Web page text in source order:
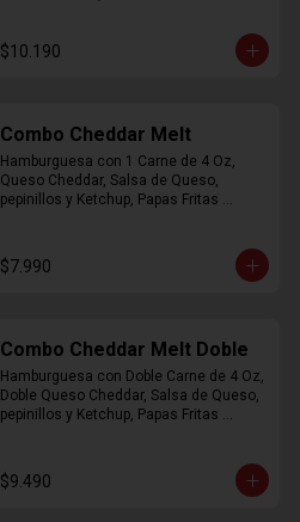
$10.190
Combo Cheddar Melt
Hamburguesa con 1 Carne de 4 Oz,
Queso Cheddar, Salsa de Queso,
pepinillos y Ketchup, Papas Fritas
$7.990
Combo Cheddar Melt Doble
Hamburguesa con Doble Carne de 4 Oz,
Doble Queso Cheddar, Salsa de Queso,
pepinillos y Ketchup, Papas Fritas
$9.490